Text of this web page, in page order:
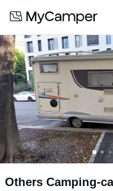
Others Camping-